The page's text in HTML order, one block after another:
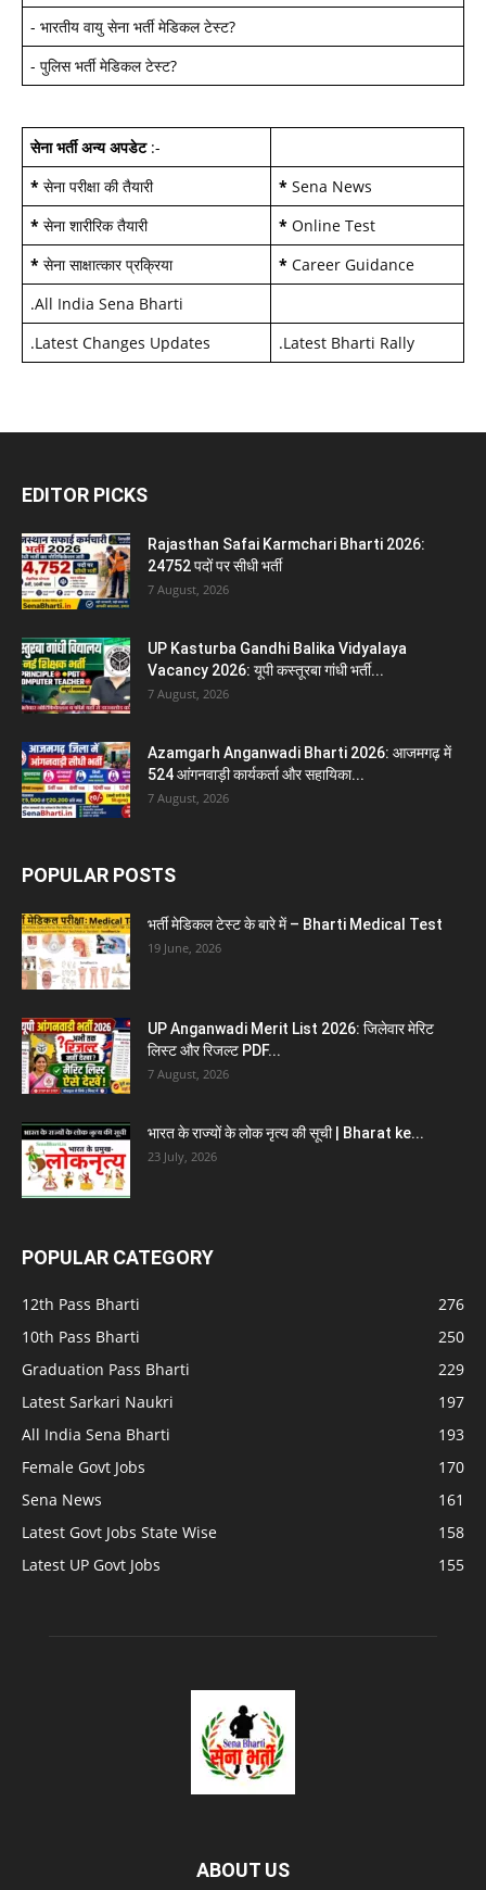
- भारतीय वायु सेना भर्ती मेडिकल टेस्ट?
- पुलिस भर्ती मेडिकल टेस्ट?
सेना भर्ती अन्य अपडेट:-
* सेना परीक्षा की तैयारी * Sena News
* सेना शारीरिक तैयारी * Online Test
* सेना साक्षात्कार प्रक्रिया * Career Guidance
.All India Sena Bharti
.Latest Changes Updates .Latest Bharti Rally
EDITOR PICKS
Rajasthan Safai Karmchari Bharti 2026:
24752 पदों पर सीधी भर्ती
7 August, 2026
UP Kasturba Gandhi Balika Vidyalaya
Vacancy 2026: यूपी कस्तूरबा गांधी भर्ती...
7 August, 2026
Azamgarh Anganwadi Bharti 2026: आजमगढ़ में
524 आंगनवाड़ी कार्यकर्ता और सहायिका...
7 August, 2026
POPULAR POSTS
भर्ती मेडिकल टेस्ट के बारे में – Bharti Medical Test
19 June, 2026
UP Anganwadi Merit List 2026: जिलेवार मेरिट
लिस्ट और रिजल्ट PDF...
7 August, 2026
भारत के राज्यों के लोक नृत्य की सूची | Bharat ke...
23 July, 2026
POPULAR CATEGORY
12th Pass Bharti
276
10th Pass Bharti
250
Graduation Pass Bharti
229
Latest Sarkari Naukri
197
All India Sena Bharti
193
Female Govt Jobs
170
Sena News
161
Latest Govt Jobs State Wise
158
Latest UP Govt Jobs
155
ABOUT US